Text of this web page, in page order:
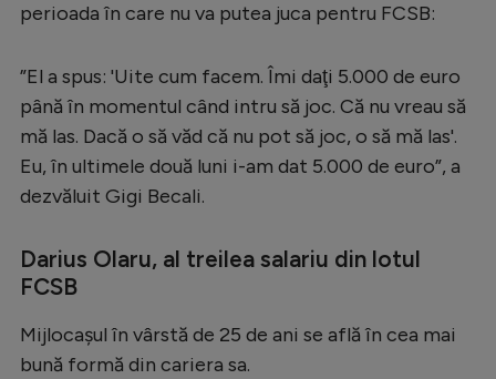
perioada în care nu va putea juca pentru FCSB:
”El a spus: 'Uite cum facem. Îmi daţi 5.000 de euro
până în momentul când intru să joc. Că nu vreau să
mă las. Dacă o să văd că nu pot să joc, o să mă las'.
Eu, în ultimele două luni i-am dat 5.000 de euro”, a
dezvăluit Gigi Becali.
Darius Olaru, al treilea salariu din lotul
FCSB
Mijlocașul în vârstă de 25 de ani se află în cea mai
bună formă din cariera sa.